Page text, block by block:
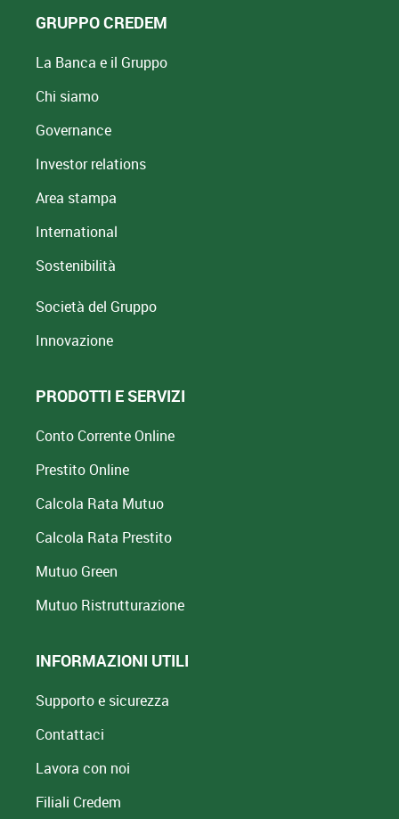
GRUPPO CREDEM
La Banca e il Gruppo
Chi siamo
Governance
Investor relations
Area stampa
International
Sostenibilità
Società del Gruppo
Innovazione
PRODOTTI E SERVIZI
Conto Corrente Online
Prestito Online
Calcola Rata Mutuo
Calcola Rata Prestito
Mutuo Green
Mutuo Ristrutturazione
INFORMAZIONI UTILI
Supporto e sicurezza
Contattaci
Lavora con noi
Filiali Credem